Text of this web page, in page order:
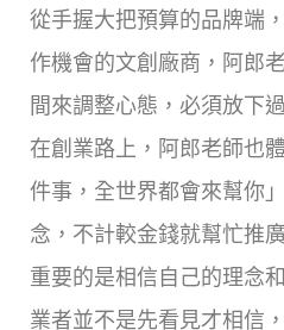
從手握大把預算的品牌端
作機會的文創廠商，阿郎
間來調整心態，必須放下
在創業路上，阿郎老師也
件事，全世界都會來幫你
念，不計較金錢就幫忙推
重要的是相信自己的理念
業者並不是先看見才相信